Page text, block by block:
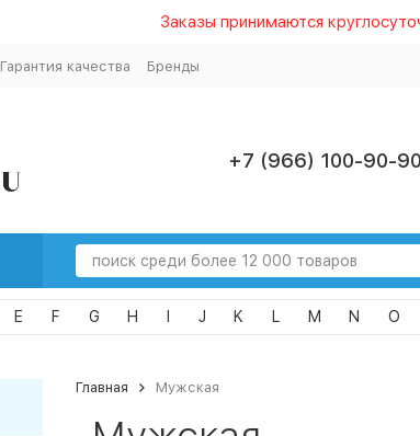
Заказы принимаются
Гарантия качества Бренды
+7 (966) 100-90-90
E F G H J K L M N O
Главная Мужская